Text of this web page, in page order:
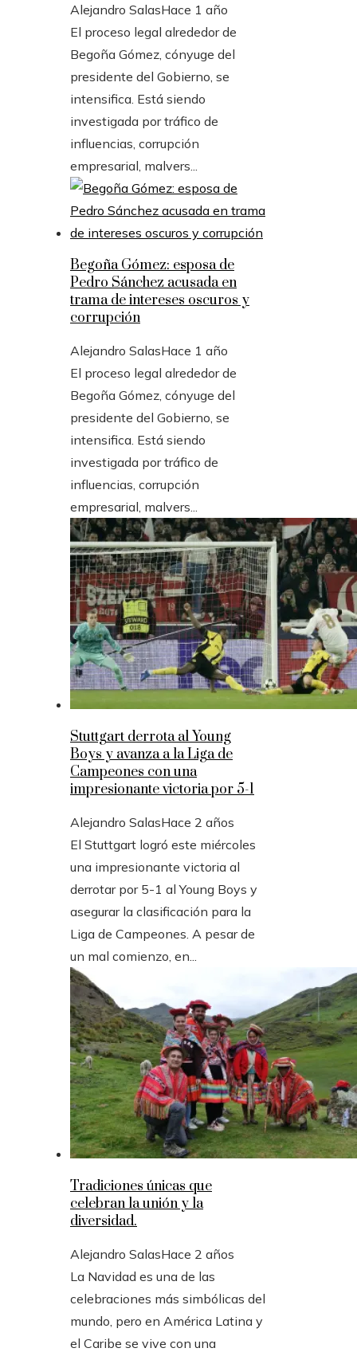
Alejandro SalasHace 1 año
El proceso legal alrededor de
Begoña Gómez, cónyuge del
presidente del Gobierno, se
intensifica. Está siendo
investigada por tráfico de
influencias, corrupción
empresarial, malvers...
Begoña Gómez: esposa de
Pedro Sánchez acusada en
trama de intereses oscuros y
corrupción
Alejandro SalasHace 1 año
El proceso legal alrededor de
Begoña Gómez, cónyuge del
presidente del Gobierno, se
intensifica. Está siendo
investigada por tráfico de
influencias, corrupción
empresarial, malvers...
Stuttgart derrota al Young
Boys y avanza a la Liga de
Campeones con una
impresionante victoria por 5-1
Alejandro SalasHace 2 años
El Stuttgart logró este miércoles
una impresionante victoria al
derrotar por 5-1 al Young Boys y
asegurar la clasificación para la
Liga de Campeones. A pesar de
un mal comienzo, en...
Tradiciones únicas que
celebran la unión y la
diversidad.
Alejandro SalasHace 2 años
La Navidad es una de las
celebraciones más simbólicas del
mundo, pero en América Latina y
el Caribe se vive con una